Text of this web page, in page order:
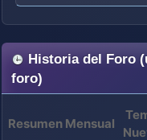
Historia del Foro
foro)
Resumen Mensual